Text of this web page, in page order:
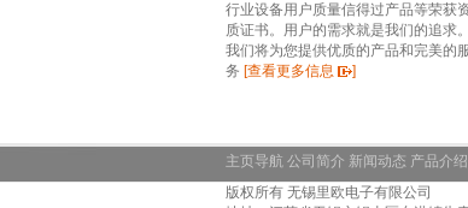
行业设备用户质量信得过产品等荣获
质证书。用户的需求就是我们的追求。
我们将为您提供优质的产品和完美的
务 [查看更多信息 ]
主页导航 公司简介 新闻动态 产品介绍
版权所有 无锡里欧电子有限公司